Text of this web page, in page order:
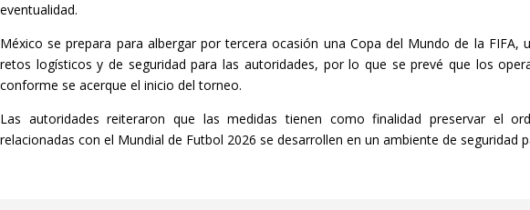
eventualidad.
México se prepara para albergar por tercera ocasión una Copa del Mundo de la
retos logísticos y de seguridad para las autoridades, por lo que se prevé que los
conforme se acerque el inicio del torneo.
Las autoridades reiteraron que las medidas tienen como finalidad preservar el
relacionadas con el Mundial de Futbol 2026 se desarrollen en un ambiente de seguridad